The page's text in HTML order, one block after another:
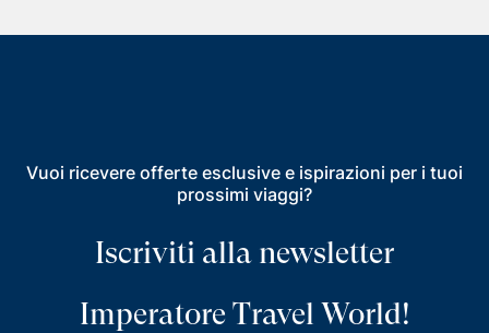
Vuoi ricevere offerte esclusive e ispirazioni per i tuoi
prossimi viaggi?
Iscriviti alla newsletter
Imperatore Travel World!